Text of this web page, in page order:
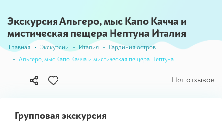
Экскурсия Альгеро, мыс Капо Качча и
мистическая пещера Нептуна Италия
Главная Экскурсии Италия
Сардиния остров
Альгеро, мыс Капо Качча и мистическая пещера Нептуна
Нет отзывов
Групповая экскурсия